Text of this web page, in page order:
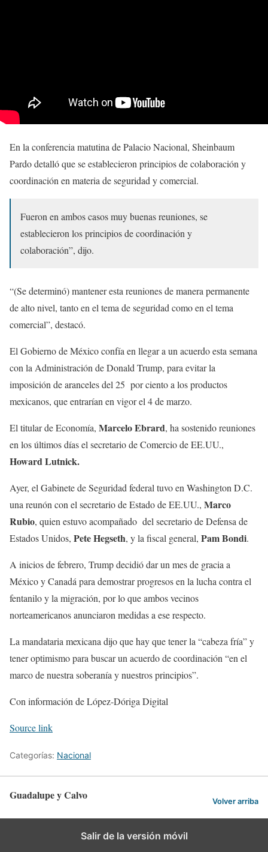
En la conferencia matutina de Palacio Nacional, Sheinbaum
Pardo detalló que se establecieron principios de colaboración y
coordinación en materia de seguridad y comercial.
Fueron en ambos casos muy buenas reuniones, se
establecieron los principios de coordinación y
colaboración”, dijo.
“(Se determinó) mantener esta reuniones de manera permanente
de alto nivel, tanto en el tema de seguridad como en el tema
comercial”, destacó.
El Gobierno de México confía en llegar a un acuerdo esta semana
con la Administración de Donald Trump, para evitar la
imposición de aranceles del 25 por ciento a los productos
mexicanos, que entrarían en vigor el 4 de marzo.
El titular de Economía, Marcelo Ebrard, ha sostenido reuniones
en los últimos días el secretario de Comercio de EE.UU.,
Howard Lutnick.
Ayer, el Gabinete de Seguridad federal tuvo en Washington D.C.
una reunón con el secretario de Estado de EE.UU., Marco
Rubio, quien estuvo acompañado del secretario de Defensa de
Estados Unidos, Pete Hegseth, y la fiscal general, Pam Bondi.
A inicios de febrero, Trump decidió dar un mes de gracia a
México y Canadá para demostrar progresos en la lucha contra el
fentanilo y la migración, por lo que ambos vecinos
norteamericanos anunciaron medidas a ese respecto.
La mandataria mexicana dijo que hay que tener la “cabeza fría” y
tener optimismo para buscar un acuerdo de coordinación “en el
marco de nuestra soberanía y nuestros principios”.
Con información de López-Dóriga Digital
Source link
Categorías: Nacional
Guadalupe y Calvo Volver arriba
Salir de la versión móvil